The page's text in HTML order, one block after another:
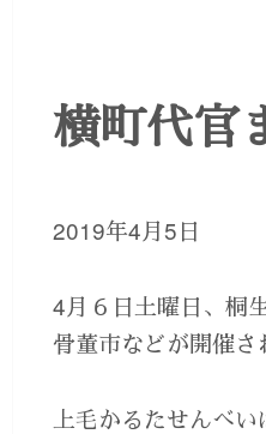
横町代官
2019年4月5日
4月６日土曜日、桐
骨董市などが開催さ
上毛かるたせんべい